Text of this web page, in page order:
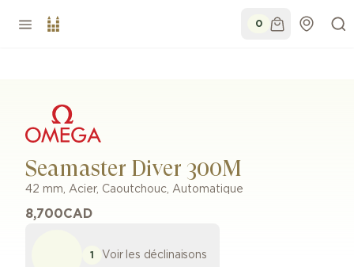
0
Seamaster Diver 300M
42 mm, Acier, Caoutchouc, Automatique
8,700CAD
1 Voir les déclinaisons